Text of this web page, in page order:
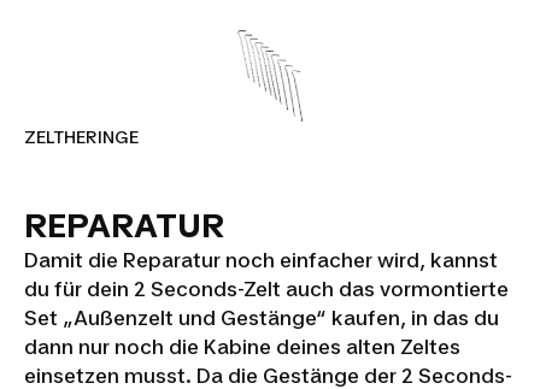
ZELTHERINGE
REPARATUR
Damit die Reparatur noch einfacher wird, kannst
du für dein 2 Seconds-Zelt auch das vormontierte
Set „Außenzelt und Gestänge“ kaufen, in das du
dann nur noch die Kabine deines alten Zeltes
einsetzen musst. Da die Gestänge der 2 Seconds-